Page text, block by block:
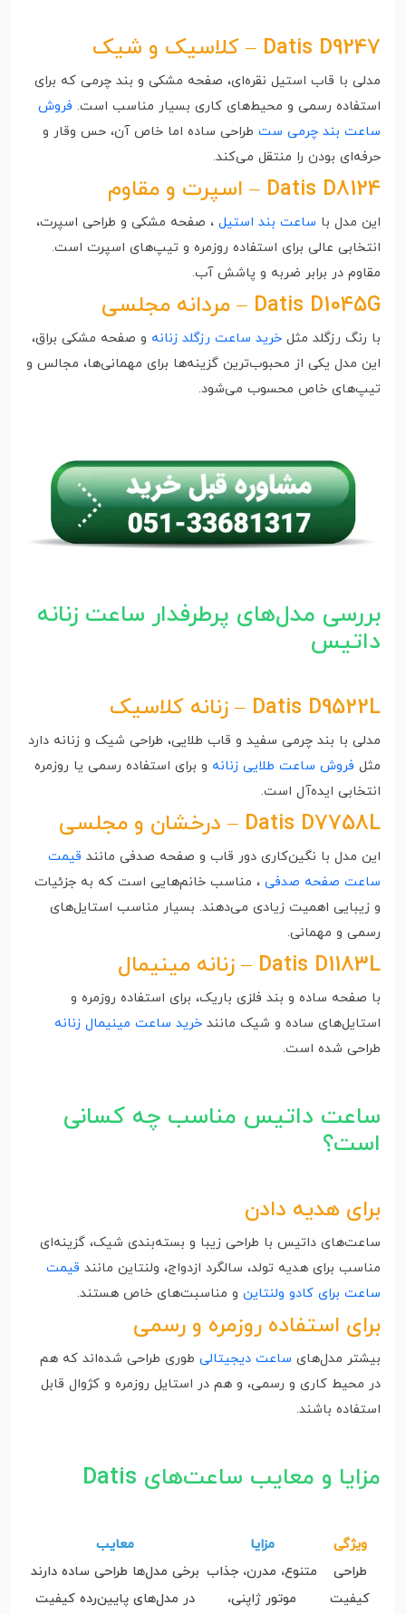
Datis D9247 – کلاسیک و شیک
مدلی با قاب استیل نقره‌ای، صفحه مشکی و بند چرمی که برای
استفاده رسمی و محیط‌های کاری بسیار مناسب است. فروش
ساعت بند چرمی ست طراحی ساده اما خاص آن، حس وقار و
حرفه‌ای بودن را منتقل می‌کند.
Datis D8124 – اسپرت و مقاوم
این مدل با ساعت بند استیل ، صفحه مشکی و طراحی اسپرت،
انتخابی عالی برای استفاده روزمره و تیپ‌های اسپرت است.
مقاوم در برابر ضربه و پاشش آب.
Datis D1045G – مردانه مجلسی
با رنگ رزگلد مثل خرید ساعت رزگلد زنانه و صفحه مشکی براق،
این مدل یکی از محبوب‌ترین گزینه‌ها برای مهمانی‌ها، مجالس و
تیپ‌های خاص محسوب می‌شود.
بررسی مدل‌های پرطرفدار ساعت زنانه
داتیس
Datis D9522L – زنانه کلاسیک
مدلی با بند چرمی سفید و قاب طلایی، طراحی شیک و زنانه دارد
مثل فروش ساعت طلایی زنانه و برای استفاده رسمی یا روزمره
انتخابی ایده‌آل است.
Datis D7758L – درخشان و مجلسی
این مدل با نگین‌کاری دور قاب و صفحه صدفی مانند قیمت
ساعت صفحه صدفی ، مناسب خانم‌هایی است که به جزئیات
و زیبایی اهمیت زیادی می‌دهند. بسیار مناسب استایل‌های
رسمی و مهمانی.
Datis D1183L – زنانه مینیمال
با صفحه ساده و بند فلزی باریک، برای استفاده روزمره و
استایل‌های ساده و شیک مانند خرید ساعت مینیمال زنانه
طراحی شده است.
ساعت داتیس مناسب چه کسانی
است؟
برای هدیه دادن
ساعت‌های داتیس با طراحی زیبا و بسته‌بندی شیک، گزینه‌ای
مناسب برای هدیه تولد، سالگرد ازدواج، ولنتاین مانند قیمت
ساعت برای کادو ولنتاین و مناسبت‌های خاص هستند.
برای استفاده روزمره و رسمی
بیشتر مدل‌های ساعت دیجیتالی طوری طراحی شده‌اند که هم
در محیط کاری و رسمی، و هم در استایل روزمره و کژوال قابل
استفاده باشند.
مزایا و معایب ساعت‌های Datis
ویژگی مزایا
معایب
طراحی
متنوع، مدرن، جذاب برخی مدل‌ها طراحی ساده دارند
کیفیت
موتور ژاپنی، در مدل‌های پایین‌رده کیفیت